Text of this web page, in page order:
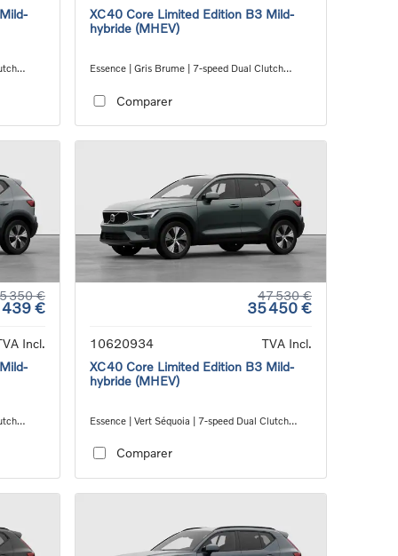
XC40 Core Limited Edition B3 Mild-
hybride (MHEV)
Essence | Gris Brume | 7-speed Dual Clutch
Comparer
350 €
439 €
Incl.
47 530 €
35 450 €
10620934
TVA Incl.
XC40 Core Limited Edition B3 Mild-
hybride (MHEV)
Essence | Vert Séquoia | 7-speed Dual Clutch
Comparer